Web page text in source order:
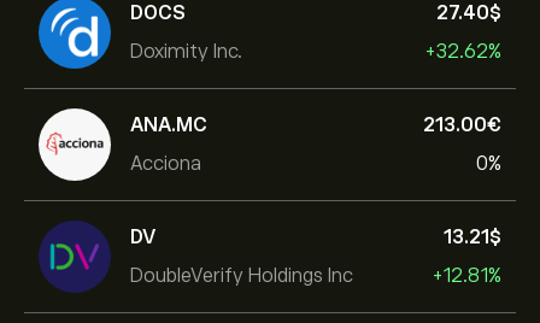
DOCS
Doximity Inc.
27.40‎$‎
+32.62%
ANA.MC
Acciona
213.00‎€‎
0%
DV
DoubleVerify Holdings Inc
13.21‎$‎
+12.81%